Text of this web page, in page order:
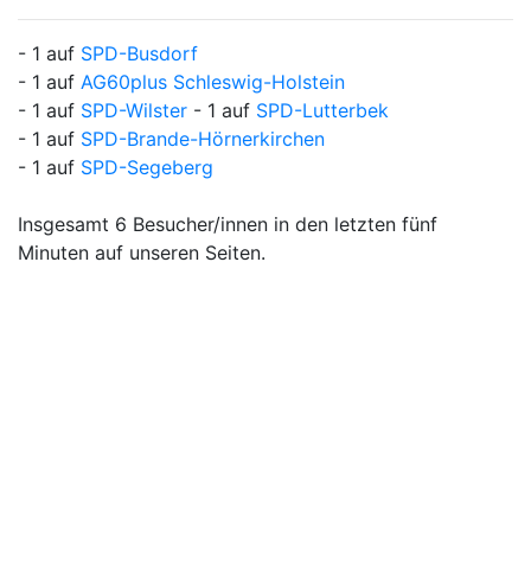
- 1 auf SPD-Busdorf
- 1 auf AG60plus Schleswig-Holstein
- 1 auf SPD-Wilster - 1 auf SPD-Lutterbek
- 1 auf SPD-Brande-Hörnerkirchen
- 1 auf SPD-Segeberg
Insgesamt 6 Besucher/innen in den letzten fünf
Minuten auf unseren Seiten.